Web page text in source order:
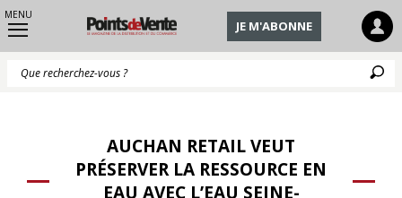
MENU
JE M'ABONNE
AUCHAN RETAIL VEUT
PRÉSERVER LA RESSOURCE EN
EAU AVEC L’EAU SEINE-